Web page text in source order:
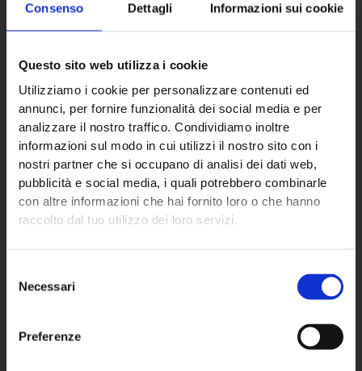
Consenso Dettagli Informazioni sui cookie
Questo sito web utilizza i cookie
Utilizziamo i cookie per personalizzare contenuti ed
annunci, per fornire funzionalità dei social media e per
analizzare il nostro traffico. Condividiamo inoltre
informazioni sul modo in cui utilizzi il nostro sito con i
nostri partner che si occupano di analisi dei dati web,
pubblicità e social media, i quali potrebbero combinarle
con altre informazioni che hai fornito loro o che hanno
raccolto dal tuo utilizzo dei loro servizi.
delNecessari
Preferenze
ECO NEXT S.p.A.
Sede principale
Via Almisana, 2
48018 Faenza (RA) – IT
Partita IVA: 02670760392